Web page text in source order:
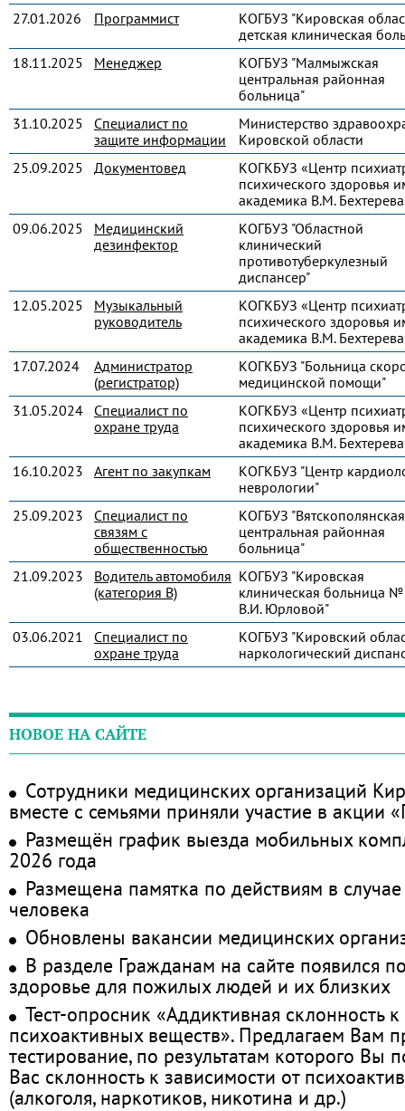
27.01.2026
Программист
КОГБУЗ "Кировская
детская клиническая
18.11.2025
Менеджер
КОГБУЗ "Малмыжская
центральная районная
больница"
31.10.2025
Специалист по
защите информации
Министерство
Кировской области
25.09.2025
Документовед
КОГКБУЗ «Центр
психического здоровья
академика В.М.
09.06.2025
Медицинский
дезинфектор
КОГБУЗ "Областной
клинический
противотуберкулезный
диспансер"
12.05.2025
Музыкальный
руководитель
КОГКБУЗ «Центр
психического здоровья
академика В.М.
17.07.2024
Администратор
(регистратор)
КОГКБУЗ "Больница
медицинской помощи"
31.05.2024
Специалист по
охране труда
КОГКБУЗ «Центр
психического здоровья
академика В.М.
16.10.2023
Агент по закупкам
КОГКБУЗ "Центр
неврологии"
25.09.2023
Специалист по
связям с
общественностью
КОГБУЗ "Вятскополянская
центральная районная
больница"
21.09.2023
Водитель автомобиля
(категория В)
КОГБУЗ "Кировская
клиническая больница
В.И. Юрловой"
03.06.2021
Специалист по
охране труда
КОГБУЗ "Кировский
наркологический
НОВОЕ НА САЙТЕ
Сотрудники медицинских организаций
вместе с семьями приняли участие в акции
Размещён график выезда мобильных
2026 года
Размещена памятка по действиям в
человека
Обновлены вакансии медицинских
В разделе Гражданам на сайте появился
здоровье для пожилых людей и их близких
Тест-опросник «Аддиктивная склонность
психоактивных веществ». Предлагаем Вам
тестирование, по результатам которого Вы
Вас склонность к зависимости от
(алкоголя, наркотиков, никотина и др.)